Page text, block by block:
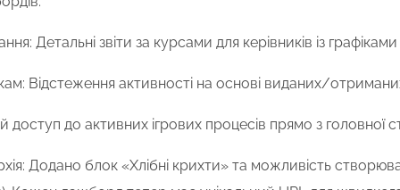
Детальні звіти за курсами для керівників із
Відстеження активності на основі виданих/
доступ до активних ігрових процесів прямо з головної
Додано блок «Хлібні крихти» та можливість